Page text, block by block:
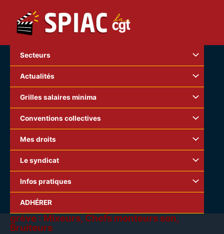
contenu
Secteurs
Actualités
Grilles salaires minima
Conventions collectives
Mes droits
Le syndicat
Infos pratiques
ADHÉRER
Production cinématographique : appel à la
grève : Mixeurs, Chefs monteurs son,
Bruiteurs